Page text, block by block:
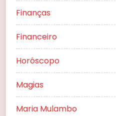
Finanças
Financeiro
Horóscopo
Magias
Maria Mulambo